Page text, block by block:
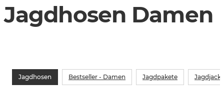
Jagdhosen Damen
Jagdhosen Bestseller - Damen Jagdpakete